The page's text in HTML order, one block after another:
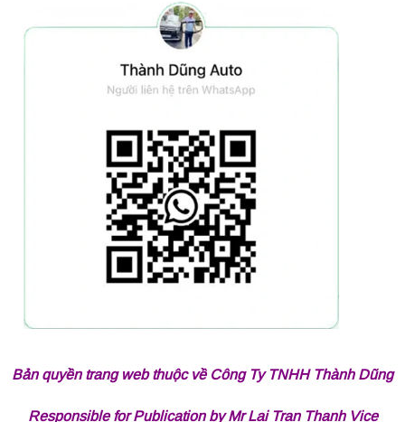
Bản quyền trang web thuộc về Công Ty TNHH Thành Dũng
Responsible for Publication by Mr Lai Tran Thanh Vice